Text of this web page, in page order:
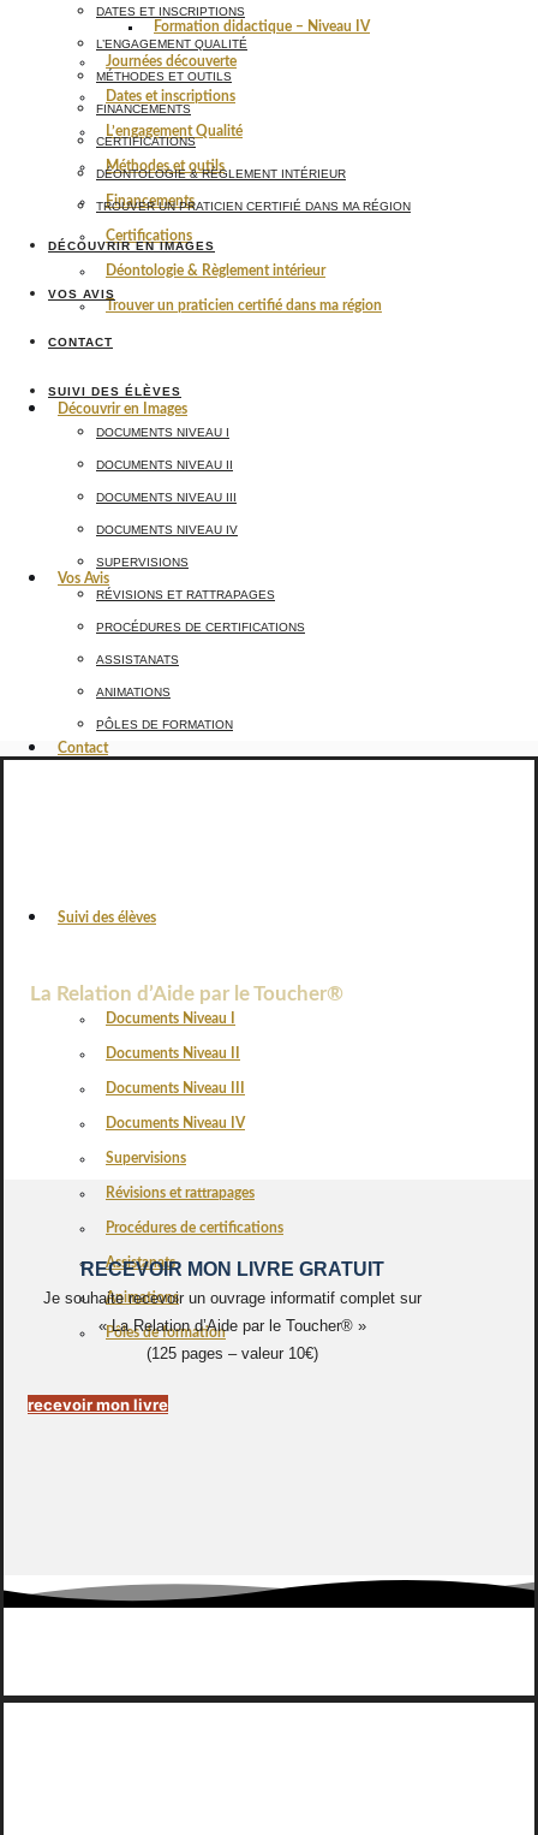
Formation didactique – Niveau IV
Journées découverte
Dates et inscriptions
L’engagement Qualité
Méthodes et outils
Financements
Certifications
Déontologie & Règlement intérieur
Trouver un praticien certifié dans ma région
Découvrir en Images
Vos Avis
Contact
Suivi des élèves
Documents Niveau I
Documents Niveau II
Documents Niveau III
Documents Niveau IV
Supervisions
Révisions et rattrapages
Procédures de certifications
Assistanats
Animations
Pôles de formation
DATES ET INSCRIPTIONS
L’ENGAGEMENT QUALITÉ
MÉTHODES ET OUTILS
FINANCEMENTS
CERTIFICATIONS
DÉONTOLOGIE & RÈGLEMENT INTÉRIEUR
TROUVER UN PRATICIEN CERTIFIÉ DANS MA RÉGION
DÉCOUVRIR EN IMAGES
VOS AVIS
CONTACT
SUIVI DES ÉLÈVES
DOCUMENTS NIVEAU I
DOCUMENTS NIVEAU II
DOCUMENTS NIVEAU III
DOCUMENTS NIVEAU IV
SUPERVISIONS
RÉVISIONS ET RATTRAPAGES
PROCÉDURES DE CERTIFICATIONS
ASSISTANATS
ANIMATIONS
PÔLES DE FORMATION
La Relation d’Aide par le Toucher®
RECEVOIR MON LIVRE GRATUIT
Je souhaite recevoir un ouvrage informatif complet sur
« La Relation d’Aide par le Toucher® »
(125 pages – valeur 10€)
recevoir mon livre